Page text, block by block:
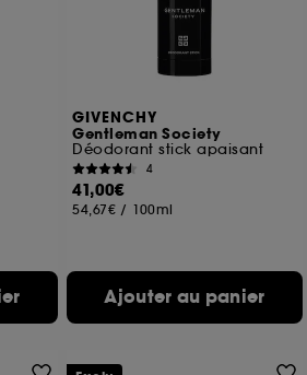
GIVENCHY
Gentleman Society
Déodorant stick apaisant
4
41,00€
54,67€ / 100ml
Ajouter au panier